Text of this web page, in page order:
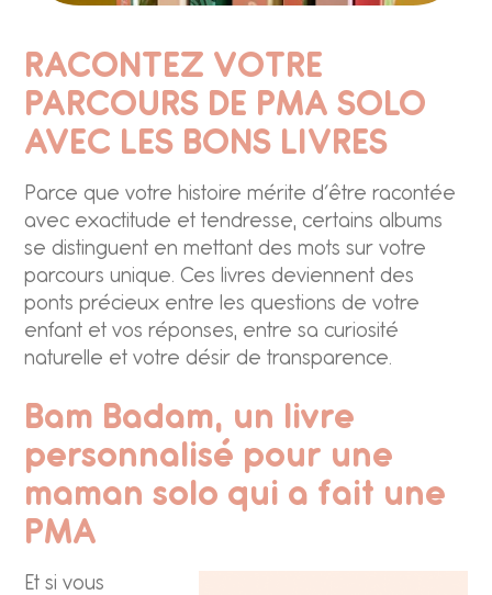
RACONTEZ VOTRE
PARCOURS DE PMA SOLO
AVEC LES BONS LIVRES
Parce que votre histoire mérite d’être racontée
avec exactitude et tendresse, certains albums
se distinguent en mettant des mots sur votre
parcours unique. Ces livres deviennent des
ponts précieux entre les questions de votre
enfant et vos réponses, entre sa curiosité
naturelle et votre désir de transparence.
Bam Badam, un livre
personnalisé pour une
maman solo qui a fait une
PMA
Et si vous